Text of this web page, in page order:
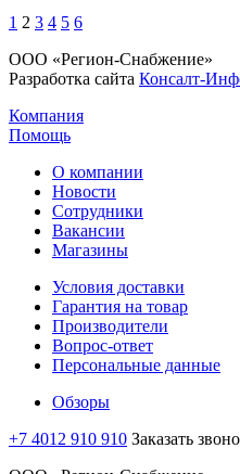
1 2 3 4 5 6
ООО «Регион-Снабжение»
Разработка сайта Консалт-
Компания
Помощь
О компании
Новости
Сотрудники
Вакансии
Магазины
Условия доставки
Гарантия на товар
Производители
Вопрос-ответ
Персональные данные
Обзоры
+7 4012 910 910 Заказать